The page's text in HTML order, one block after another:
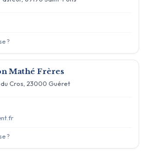
?
Mathé Frères
du Cros, 23000 Guéret
?